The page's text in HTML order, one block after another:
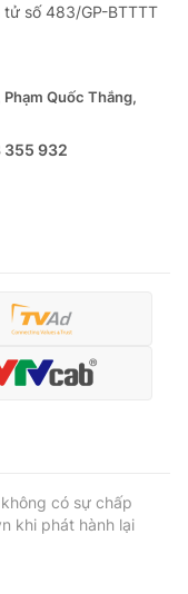
số 483/GP-BTTTT
Quốc Thắng,
355 932
có sự chấp
khi phát hành lại